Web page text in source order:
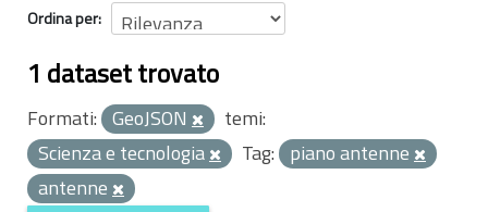
Ordina per
1 dataset trovato
Formati: GeoJSON
temi:
Scienza e tecnologia
Tag: piano antenne
antenne